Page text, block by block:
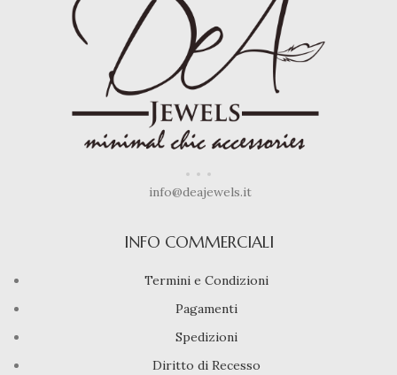
info@deajewels.it
INFO COMMERCIALI
Termini e Condizioni
Pagamenti
Spedizioni
Diritto di Recesso